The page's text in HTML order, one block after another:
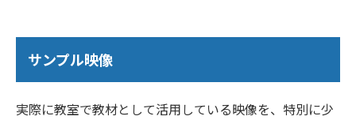
サンプル映像
実際に教室で教材として活用している映像を、特別に少